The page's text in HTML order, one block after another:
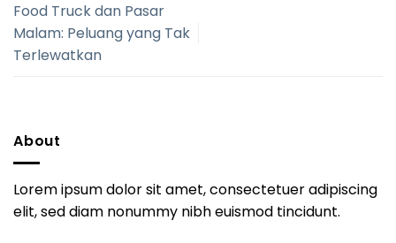
Food Truck dan Pasar
Malam: Peluang yang Tak
Terlewatkan
About
Lorem ipsum dolor sit amet, consectetuer adipiscing
elit, sed diam nonummy nibh euismod tincidunt.